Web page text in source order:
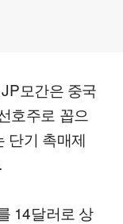
모간은 중국
호주로 꼽으
단기 촉매제
14달러로 상